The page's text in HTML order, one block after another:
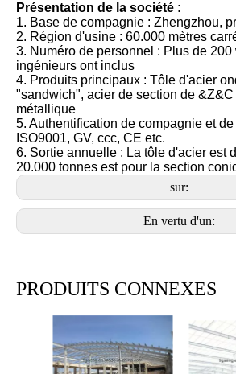
Présentation de la société :
1. Base de compagnie : Zhengzhou,
2. Région d'usine : 60.000 mètres
3. Numéro de personnel : Plus de 200
ingénieurs ont inclus
4. Produits principaux : Tôle d'acier
"sandwich", acier de section de &Z&C
métallique
5. Authentification de compagnie et de
ISO9001, GV, ccc, CE etc.
6. Sortie annuelle : La tôle d'acier est
20.000 tonnes est pour la section
sur:
En vertu d'un:
PRODUITS CONNEXES